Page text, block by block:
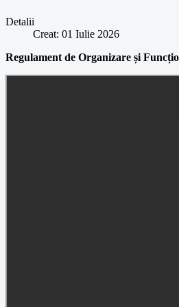
Detalii
Creat: 01 Iulie 2026
Regulament de Organizare și